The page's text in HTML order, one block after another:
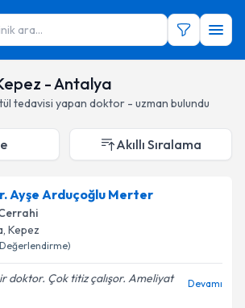
ara...
- Antalya
tedavisi yapan doktor - uzman bulundu
Akıllı Sıralama
Ayşe Arduçoğlu Merter
, Kepez
Değerlendirme)
doktor. Çok titiz çalışor. Ameliyat
Devamı